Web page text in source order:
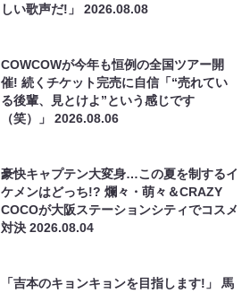
しい歌声だ!」2026.08.08
COWCOWが今年も恒例の全国ツアー開
催! 続くチケット完売に自信「“売れてい
る後輩、見とけよ”という感じです
（笑）」2026.08.06
豪快キャプテン大変身…この夏を制するイ
ケメンはどっち!? 爛々・萌々＆CRAZY
COCOが大阪ステーションシティでコスメ
対決2026.08.04
「吉本のキョンキョンを目指します!」 馬